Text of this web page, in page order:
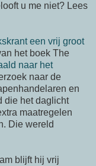
u me niet? Lees
een vrij groot
het boek The
naar het
naar de
en
die het daglicht
maatregelen
Die wereld
blijft hij vrij